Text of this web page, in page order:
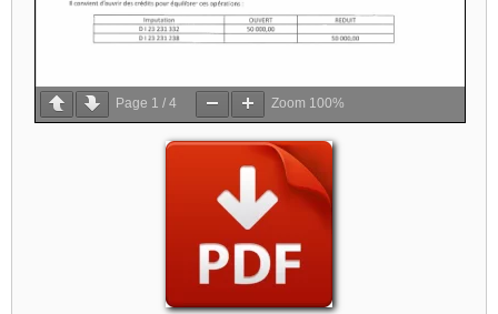
Page 1 / 4 Zoom 100%